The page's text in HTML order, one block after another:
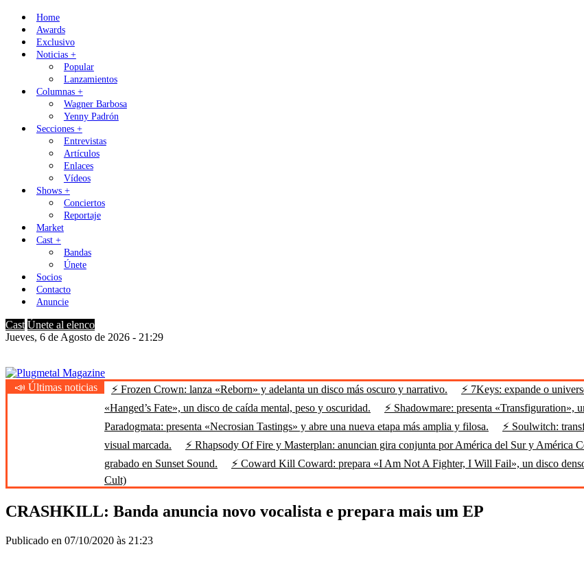
Skip
content
Home
Awards
Exclusivo
Noticias +
Popular
Lanzamientos
Columnas +
Wagner Barbosa
Yenny Padrón
Secciones +
Entrevistas
Artículos
Enlaces
Vídeos
Shows +
Conciertos
Reportaje
Market
Cast +
Bandas
Únete
Socios
Contacto
Anuncie
Cast Únete al elenco
Jueves, 6 de Agosto de 2026 - 21:29
Plugmetal Magazine
Heavy Metal is Life
📣 Últimas noticias ⚡ Frozen Crown: lanza «Reborn» y adelanta un disco más oscuro y narrativo. ⚡ 7Keys: expande o
«Hanged’s Fate», un disco de caída mental, peso y oscuridad.
⚡ Shadowmare: presenta «Transfiguration»,
Paradogmata: presenta «Necrosian Tastings» y abre una nueva etapa más amplia y filosa.
⚡ Soulwitch:
visual marcada.
⚡ Rhapsody Of Fire y Masterplan: anuncian gira conjunta por América del Sur y América
grabado en Sunset Sound.
⚡ Coward Kill Coward: prepara «I Am Not A Fighter, I Will Fail», un disco
Cult)
CRASHKILL: Banda anuncia novo vocalista e prepara mais um EP
Publicado en 07/10/2020 às 21:23